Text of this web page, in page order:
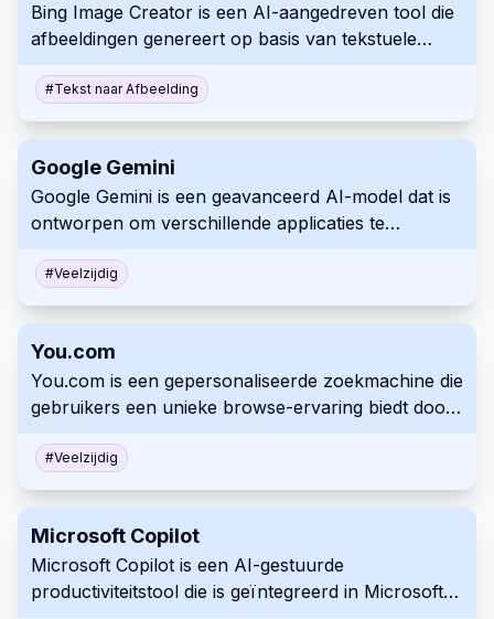
taakafhandeling.
Bing Image Creator is een AI-aangedreven tool die
afbeeldingen genereert op basis van tekstuele
van geavanceerde machine learning-algoritmen,
kunnen gebruikers unieke en aangepaste visuals
sociale media tot marketingmateriaal.
#Tekst naar Afbeelding
Google Gemini
Google Gemini is een geavanceerd AI-model dat is
ontworpen om verschillende applicaties te
beeldherkenningsmogelijkheden te integreren. Het
doel is om gebruikersinteracties op Google's
contextbewuste antwoorden te geven.
#Veelzijdig
You.com
You.com is een gepersonaliseerde zoekmachine die
gebruikers een unieke browse-ervaring biedt door
op maat gemaakte zoekresultaten te leveren. Het
benadrukt de privacy van de gebruiker en streeft
van AI-gestuurde functies.
#Veelzijdig
Microsoft Copilot
Microsoft Copilot is een AI-gestuurde
productiviteitstool die is geïntegreerd in Microsoft